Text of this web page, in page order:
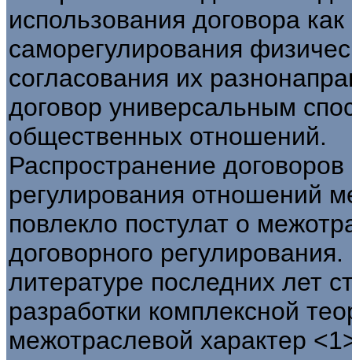
использования договора
саморегулирования
согласования их
договор универсальным
общественных отношений.
Распространение
регулирования отношений
повлекло постулат о
договорного
литературе последних лет
разработки комплексной
межотраслевой характер